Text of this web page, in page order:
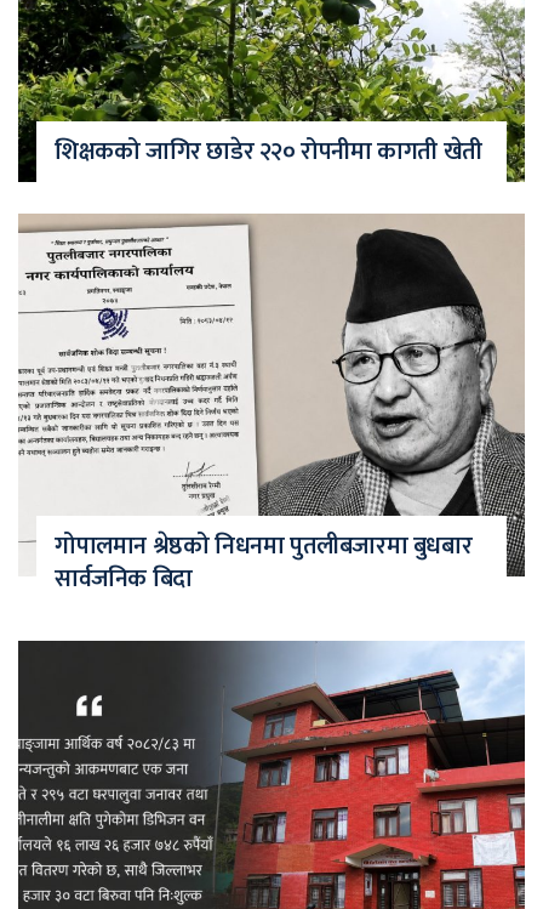
शिक्षकको जागिर छाडेर २२० रोपनीमा कागती खेती
गोपालमान श्रेष्ठको निधनमा पुतलीबजारमा बुधबार
सार्वजनिक बिदा